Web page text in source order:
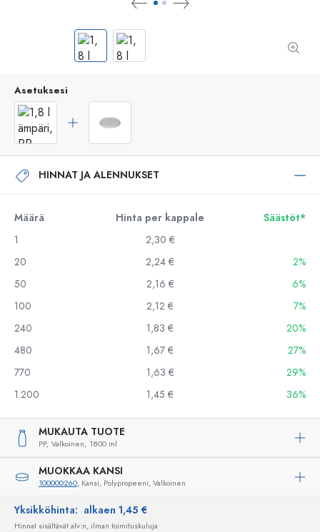
Asetuksesi
HINNAT JA ALENNUKSET
Määrä Hinta per kappale
Säästöt*
1
2,30 €
20
2,24 €
2%
50
2,16 €
6%
100
2,12 €
7%
240
1,83 €
20%
480
1,67 €
27%
770
1,63 €
29%
1.200
1,45 € 36%
MUKAUTA TUOTE
PP, Valkoinen, 1800 ml
MUOKKAA KANSI
100000260, Kansi, Polypropeeni, Valkoinen
Yksikköhinta: alkaen 1,45 €
Hinnat sisältävät alv:n, ilman toimituskuluja